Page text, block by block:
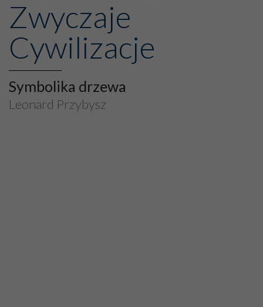
Zwyczaje
Cywilizacje
Symbolika drzewa
Leonard Przybysz